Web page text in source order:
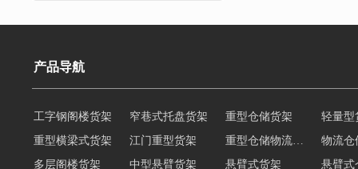
产品导航
工字钢阁楼货架 窄巷式托盘货架 重型仓储货架
轻量型
重型横梁式货架
江门重型货架 重型仓储物流货架
物流仓
多层阁楼货架
中型悬臂货架 悬臂式货架 悬臂式